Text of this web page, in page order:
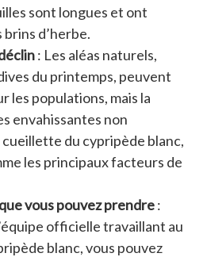
sont longues et ont
brins d’herbe.
: Les aléas naturels,
du printemps, peuvent
les populations, mais la
envahissantes non
cueillette du cypripède blanc,
les principaux facteurs de
vous pouvez prendre:
officielle travaillant au
blanc, vous pouvez